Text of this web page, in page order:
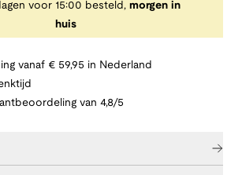
voor 15:00 besteld, morgen in
huis
vanaf € 59,95 in Nederland
van 4,8/5